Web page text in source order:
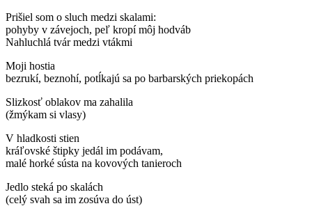
Prišiel som o sluch medzi skalami:
pohyby v závejoch, peľ kropí môj hodváb
Nahluchlá tvár medzi vtákmi
Moji hostia
bezrukí, beznohí, potĺkajú sa po barbarských priekopách
Slizkosť oblakov ma zahalila
(žmýkam si vlasy)
V hladkosti stien
kráľovské štipky jedál im podávam,
malé horké sústa na kovových tanieroch
Jedlo steká po skalách
(celý svah sa im zosúva do úst)